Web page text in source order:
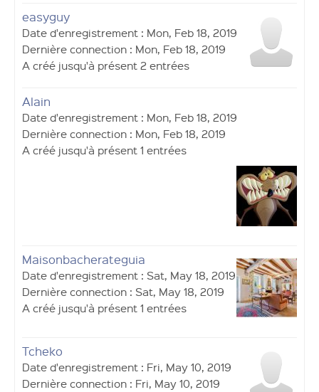
easyguy
Date d'enregistrement : Mon, Feb 18, 2019
Dernière connection : Mon, Feb 18, 2019
A créé jusqu'à présent 2 entrées
Alain
Date d'enregistrement : Mon, Feb 18, 2019
Dernière connection : Mon, Feb 18, 2019
A créé jusqu'à présent 1 entrées
Maisonbacherateguia
Date d'enregistrement : Sat, May 18, 2019
Dernière connection : Sat, May 18, 2019
A créé jusqu'à présent 1 entrées
Tcheko
Date d'enregistrement : Fri, May 10, 2019
Dernière connection : Fri, May 10, 2019